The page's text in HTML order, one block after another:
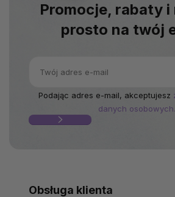
Promocje, rabaty i
prosto na twój
Podając adres e-mail, akceptujesz
danych osobowych.
Obsługa klienta